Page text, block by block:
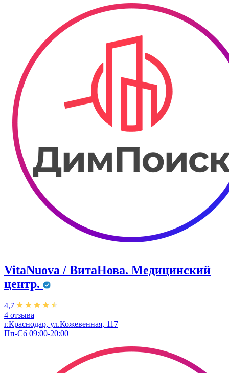
VitaNuova / ВитаНова. Медицинский
центр.
4,7
4 отзыва
г.Краснодар, ул.Кожевенная, 117
Пп-Сб 09:00-20:00